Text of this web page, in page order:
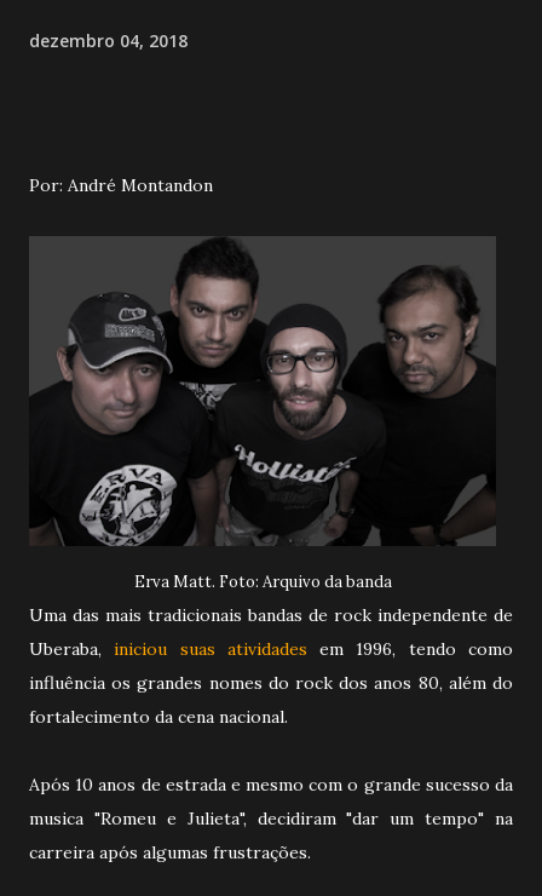
dezembro 04, 2018
Por: André Montandon
Erva Matt. Foto: Arquivo da banda
Uma das mais tradicionais bandas de rock independente de
Uberaba,iniciou suas atividades em 1996, tendo como
influência os grandes nomes do rock dos anos 80, além do
fortalecimento da cena nacional.
Após 10 anos de estrada e mesmo com o grande sucesso da
musica "Romeu e Julieta", decidiram "dar um tempo" na
carreira após algumas frustrações.